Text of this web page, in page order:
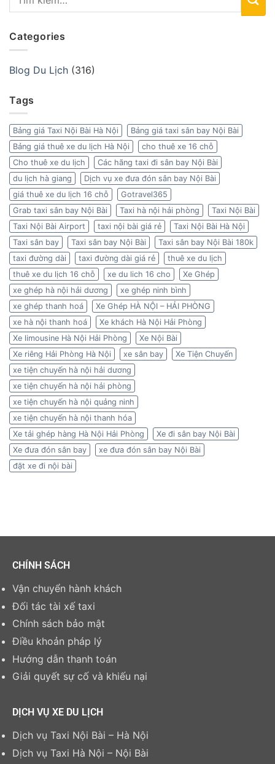
Categories
Blog Du Lịch (316)
Tags
Bảng giá Taxi Nội Bài Hà Nội
Bảng giá taxi sân bay Nội Bài
Bảng giá thuê xe du lịch Hà Nội
cho thuê xe 16 chỗ
Cho thuê xe du lịch
Các hãng taxi đi sân bay Nội Bài
du lịch hà giang
Dịch vụ xe đưa đón sân bay Nội Bài
giá thuê xe du lịch 16 chỗ
Gotravel365
Grab taxi sân bay Nội Bài
Taxi hà nội hải phòng
Taxi Nội Bài
Taxi Nội Bài Airport
taxi nội bài giá rẻ
Taxi Nội Bài Hà Nội
Taxi sân bay
Taxi sân bay Nội Bài
Taxi sân bay Nội Bài 180k
taxi đường dài
taxi đường dài giá rẻ
thuê xe du lịch
thuê xe du lịch 16 chỗ
xe du lich 16 cho
Xe Ghép
xe ghép hà nội hải dương
xe ghép ninh bình
xe ghép thanh hoá
Xe Ghép HÀ NỘI – HẢI PHÒNG
xe hà nội thanh hoá
Xe khách Hà Nội Hải Phòng
Xe limousine Hà Nội Hải Phòng
Xe Nội Bài
Xe riêng Hải Phòng Hà Nội
xe sân bay
Xe Tiện Chuyến
xe tiện chuyến hà nội hải dương
xe tiện chuyến hà nội hải phòng
xe tiện chuyến hà nội quảng ninh
xe tiện chuyến hà nội thanh hóa
Xe tải ghép hàng Hà Nội Hải Phòng
Xe đi sân bay Nội Bài
Xe đưa đón sân bay
xe đưa đón sân bay Nội Bài
đặt xe đi nội bài
CHÍNH SÁCH
Vận chuyển hành khách
Đối tác tài xế taxi
Chính sách bảo mật
Điều khoản pháp lý
Hướng dẫn thanh toán
Giải quyết sự cố và khiếu nại
DỊCH VỤ XE DU LỊCH
Dịch vụ Taxi Nội Bài – Hà Nội
Dịch vụ Taxi Hà Nội – Nội Bài